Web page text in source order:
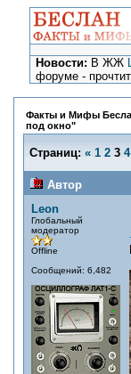
Новости: В ЖЖ
форуме -
Факты и Мифы
под окно"
Страниц: « 1 2 3 4
Автор
Leon
Глобальный
модератор
Offline
Сообщений: 6,482